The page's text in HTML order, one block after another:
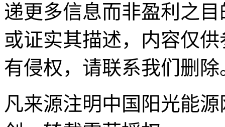
递更多信息而非盈利之
或证实其描述，内容仅
有侵权，请联系我们删除
凡来源注明中国阳光能